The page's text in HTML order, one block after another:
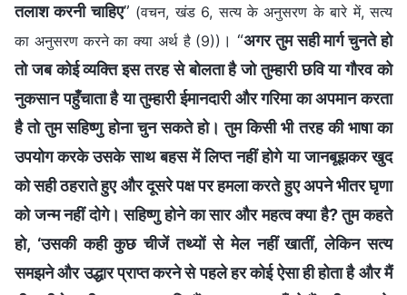
तलाश करनी चाहिए” (वचन, खंड 6, सत्य के अनुसरण के बारे में, सत्य
का अनुसरण करने का क्या अर्थ है (9)) । “अगर तुम सही मार्ग चुनते हो
तो जब कोई व्यक्ति इस तरह से बोलता है जो तुम्हारी छवि या गौरव को
नुकसान पहुँचाता है या तुम्हारी ईमानदारी और गरिमा का अपमान करता
है तो तुम सहिष्णु होना चुन सकते हो। तुम किसी भी तरह की भाषा का
उपयोग करके उसके साथ बहस में लिप्त नहीं होगे या जानबूझकर खुद
को सही ठहराते हुए और दूसरे पक्ष पर हमला करते हुए अपने भीतर घृणा
को जन्म नहीं दोगे। सहिष्णु होने का सार और महत्व क्या है? तुम कहते
हो, ‘उसकी कही कुछ चीजें तथ्यों से मेल नहीं खातीं, लेकिन सत्य
समझने और उद्धार प्राप्त करने से पहले हर कोई ऐसा ही होता है और मैं